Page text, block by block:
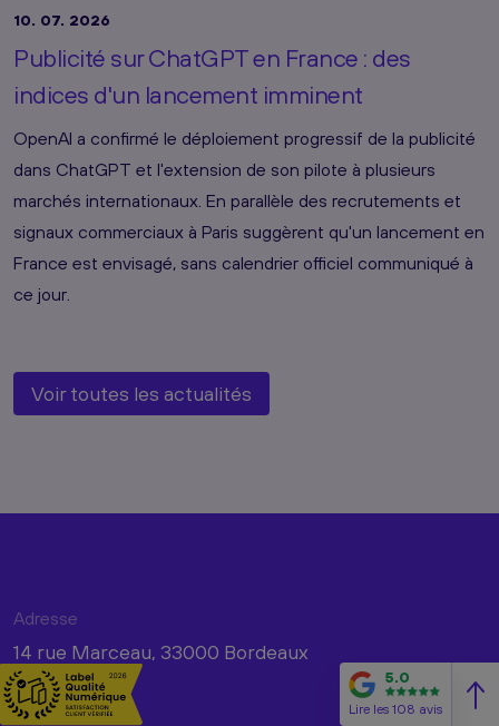
10. 07. 2026
Publicité sur ChatGPT en France : des
indices d'un lancement imminent
OpenAI a confirmé le déploiement progressif de la publicité
dans ChatGPT et l'extension de son pilote à plusieurs
marchés internationaux. En parallèle des recrutements et
signaux commerciaux à Paris suggèrent qu'un lancement en
France est envisagé, sans calendrier officiel communiqué à
ce jour.
Voir toutes les actualités
Adresse
14 rue Marceau, 33000 Bordeaux
Téléphone
5.0
Lire les 108 avis